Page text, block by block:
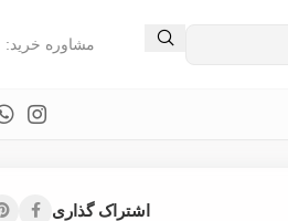
مشاوره خرید:
اشتراک گذاری